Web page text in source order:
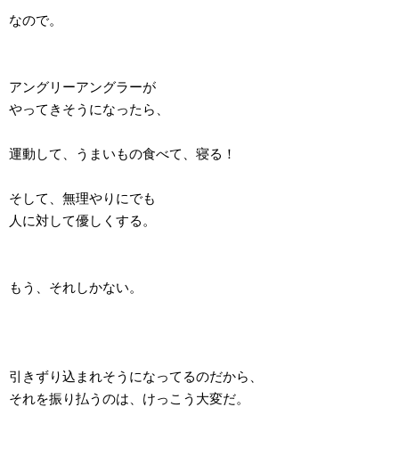
なので。
アングリーアングラーが
やってきそうになったら、
運動して、うまいもの食べて、寝る！
そして、無理やりにでも
人に対して優しくする。
もう、それしかない。
引きずり込まれそうになってるのだから、
それを振り払うのは、けっこう大変だ。